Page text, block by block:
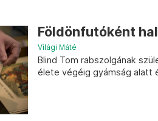
Földönfutóként
Világi Máté
Blind Tom rabszolgának
élete végéig gyámság alatt